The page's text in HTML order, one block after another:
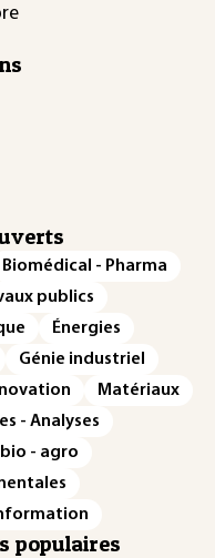
Biomédical - Pharma
publics
Énergies
Génie industriel
Matériaux
- Analyses
- agro
populaires